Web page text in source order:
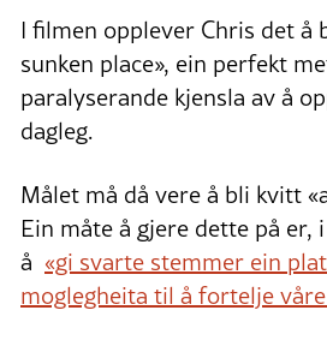
I filmen opplever Chris det å
sunken place», ein perfekt
paralyserande kjensla av å
dagleg.
Målet må då vere å bli kvitt
Ein måte å gjere dette på er,
å «gi svarte stemmer ein
moglegheita til å fortelje